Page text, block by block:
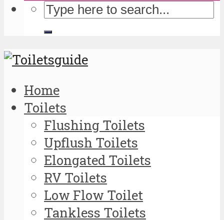
Home
Toilets
Flushing Toilets
Upflush Toilets
Elongated Toilets
RV Toilets
Low Flow Toilet
Tankless Toilets